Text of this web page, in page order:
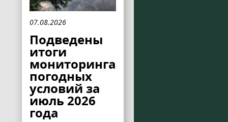
07.08.2026
Подведены
итоги
мониторинга
погодных
условий за
июль 2026
года